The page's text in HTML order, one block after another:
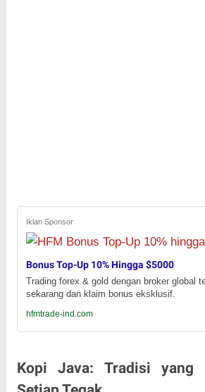
Iklan Sponsor
Bonus Top-Up 10% Hingga $5000
Trading forex & gold dengan broker global
sekarang dan klaim bonus eksklusif.
hfmtrade-ind.com
Kopi Java: Tradisi yang